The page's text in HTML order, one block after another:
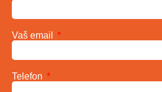
Vaš email
Telefon